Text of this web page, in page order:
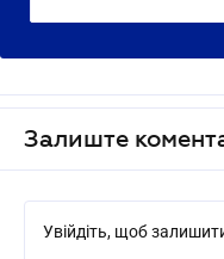
Залиште
Увійдіть, щоб